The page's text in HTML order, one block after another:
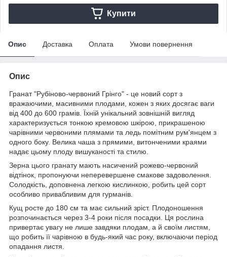
Купити
Опис Доставка Оплата Умови повернення
Опис
Гранат "Рубіново-червоний Грінго" - це новий сорт з
вражаючими, масивними плодами, кожен з яких досягає ваги
від 400 до 600 грамів. Їхній унікальний зовнішній вигляд
характеризується тонкою кремовою шкірою, прикрашеною
чарівними червоними плямами та ледь помітним рум'янцем з
одного боку. Велика чаша з прямими, витонченими краями
надає цьому плоду вишуканості та стилю.
Зерна цього гранату мають насичений рожево-червоний
відтінок, пропонуючи неперевершене смакове задоволення.
Солодкість, доповнена легкою кислинкою, робить цей сорт
особливо привабливим для гурманів.
Кущ росте до 180 см та має сильний зріст. Плодоношення
розпочинається через 3-4 роки після посадки. Ця рослина
привертає увагу не лише завдяки плодам, а й своїм листям,
що робить її чарівною в будь-який час року, включаючи період
опадання листя.